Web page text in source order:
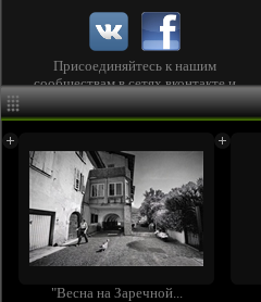
Присоединяйтесь к нашим
сообществам в сетяхвконтактеи
facebook, чтобы следить за лентой
лучших фото и быть в курсе новых
"Весна на Заречной...